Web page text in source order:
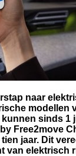
naar
modellen
sinds
Free2move
jaar. Dit
van elektrisch